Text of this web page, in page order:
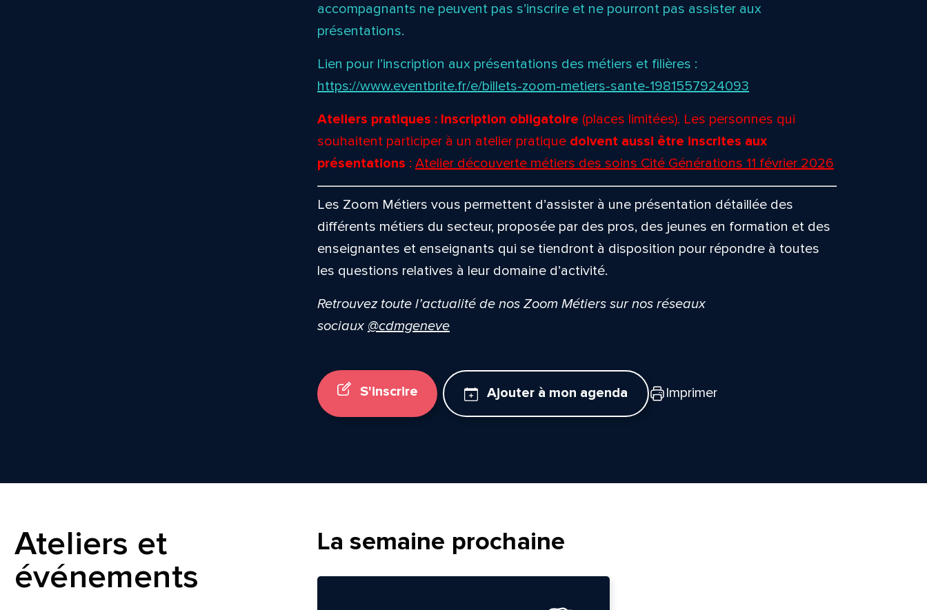
accompagnants ne peuvent pas s’inscrire et ne pourront pas assister aux
présentations.
Lien pour l’inscription aux présentations des métiers et filières :
https://www.eventbrite.fr/e/billets-zoom-metiers-sante-1981557924093
Ateliers pratiques : Inscription obligatoire (places limitées). Les personnes qui
souhaitent participer à un atelier pratique doivent aussi être inscrites aux
présentations : Atelier découverte métiers des soins Cité Générations 11 février 2026
Les Zoom Métiers vous permettent d’assister à une présentation détaillée des
différents métiers du secteur, proposée par des pros, des jeunes en formation et des
enseignantes et enseignants qui se tiendront à disposition pour répondre à toutes
les questions relatives à leur domaine d’activité.
Retrouvez toute l’actualité de nos Zoom Métiers sur nos réseaux
sociaux @cdmgeneve
S'inscrire Ajouter à mon agenda Imprimer
Ateliers et
événements
La semaine prochaine
Quelle est la pertinence de cette
page?